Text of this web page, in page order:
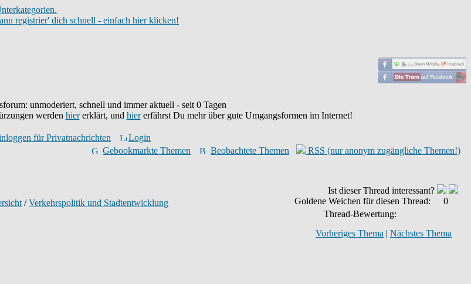
registrier' dich schnell - einfach hier klicken!
unmoderiert, schnell und immer aktuell - seit 0 Tagen
werden hiererklärt, und hiererfährst Du mehr über gute Umgangsformen im Internet!
für Privatnachrichten
Login
Gebookmarkte Themen
Beobachtete Themen RSS (nur anonym zugängliche Themen!)
/Verkehrspolitik und Stadtentwicklung
Ist dieser Thread interessant?
Goldene Weichen für diesen Thread:
0
Thread-Bewertung:
Vorheriges Thema | Nächstes Thema